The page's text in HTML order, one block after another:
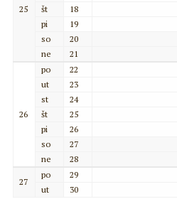
25
št
18
pi
19
so
20
ne
21
26
po
22
ut
23
st
24
št
25
pi
26
so
27
ne
28
27
po
29
ut
30